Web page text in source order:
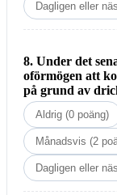
Dagligen eller
8. Under det
oförmögen att
på grund av
Aldrig (0 poäng)
Månadsvis (2
Dagligen eller